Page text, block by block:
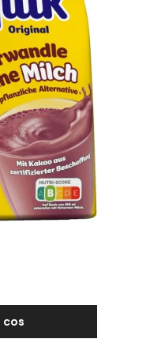
cos